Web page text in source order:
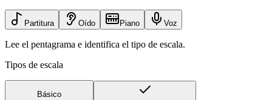
Partitura Oído Piano Voz
Lee el pentagrama e identifica el tipo de escala.
Tipos de escala
Básico